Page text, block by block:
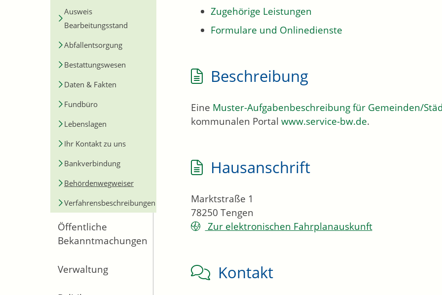
Ausweis
Bearbeitungsstand
Abfallentsorgung
Bestattungswesen
Daten & Fakten
Fundbüro
Lebenslagen
Ihr Kontakt zu uns
Bankverbindung
Behördenwegweiser
Verfahrensbeschreibungen
Öffentliche
Bekanntmachungen
Verwaltung
Zugehörige Leistungen
Formulare und Onlinedienste
Beschreibung
Eine Muster-Aufgabenbeschreibung für Gemeinden/
kommunalen Portal www.service-bw.de.
Hausanschrift
Marktstraße 1
78250 Tengen
Zur elektronischen Fahrplanauskunft
Kontakt